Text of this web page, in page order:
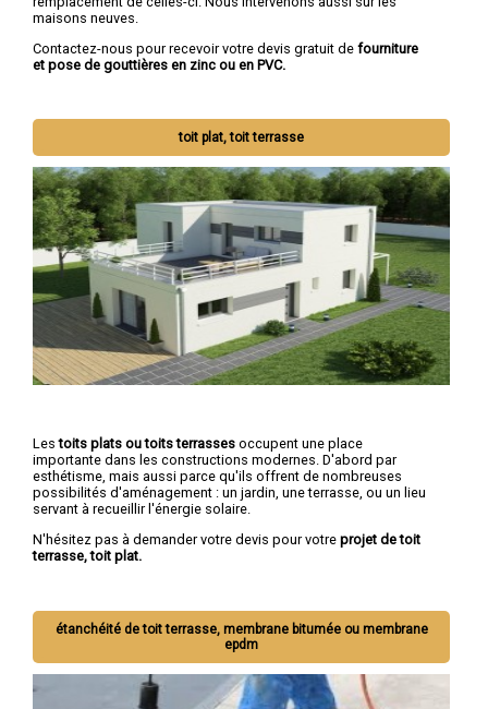
maisons neuves.
Contactez-nous pour recevoir votre devis gratuit de fourniture
et pose de gouttières en zinc ou en PVC.
toit plat, toit terrasse
Lestoits plats ou toits terrasses occupent une place
importante dans les constructions modernes. D'abord par
esthétisme, mais aussi parce qu'ils offrent de nombreuses
possibilités d'aménagement : un jardin, une terrasse, ou un lieu
servant à recueillir l'énergie solaire.
N'hésitez pas à demander votre devis pour votre projet de toit
terrasse, toit plat.
étanchéité de toit terrasse, membrane bitumée ou membrane
epdm